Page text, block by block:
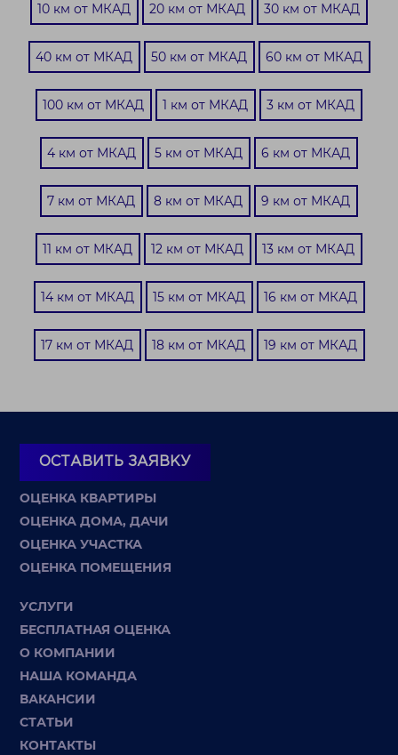
10 км от МКАД 20 км от МКАД 30 км от МКАД
40 км от МКАД 50 км от МКАД 60 км от МКАД
100 км от МКАД 1 км от МКАД 3 км от МКАД
4 км от МКАД 5 км от МКАД 6 км от МКАД
7 км от МКАД 8 км от МКАД 9 км от МКАД
11 км от МКАД 12 км от МКАД 13 км от МКАД
14 км от МКАД 15 км от МКАД 16 км от МКАД
17 км от МКАД 18 км от МКАД 19 км от МКАД
ОСТАВИТЬ ЗАЯВКУ
ОЦЕНКА КВАРТИРЫ
ОЦЕНКА ДОМА, ДАЧИ
ОЦЕНКА УЧАСТКА
ОЦЕНКА ПОМЕЩЕНИЯ
УСЛУГИ
БЕСПЛАТНАЯ ОЦЕНКА
О КОМПАНИИ
НАША КОМАНДА
ВАКАНСИИ
СТАТЬИ
КОНТАКТЫ